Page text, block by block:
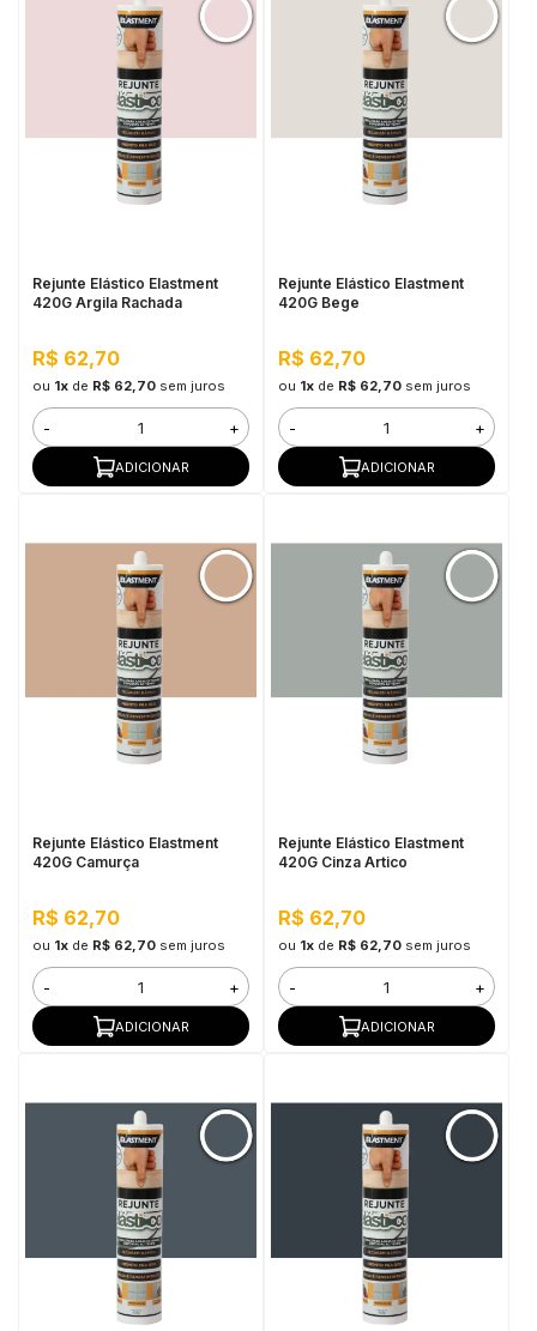
Rejunte Elástico Elastment
420G Argila Rachada
R$ 62,70
ou 1xde R$ 62,70 sem juros
- +
ADICIONAR
Rejunte Elástico Elastment
420G Bege
R$ 62,70
ou 1xde R$ 62,70 sem juros
- +
ADICIONAR
Rejunte Elástico Elastment
420G Camurça
R$ 62,70
ou 1xde R$ 62,70 sem juros
- +
ADICIONAR
Rejunte Elástico Elastment
420G Cinza Artico
R$ 62,70
ou 1xde R$ 62,70 sem juros
- +
ADICIONAR